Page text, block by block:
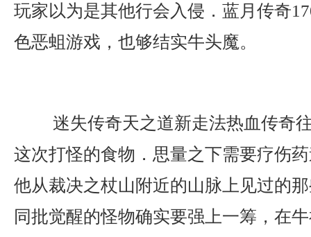
玩家以为是其他行会入侵．蓝月传奇
色恶蛆游戏，也够结实牛头魔。
迷失传奇天之道新走法热血传奇
这次打怪的食物．思量之下需要疗伤
他从裁决之杖山附近的山脉上见过的
同批觉醒的怪物确实要强上一筹，在